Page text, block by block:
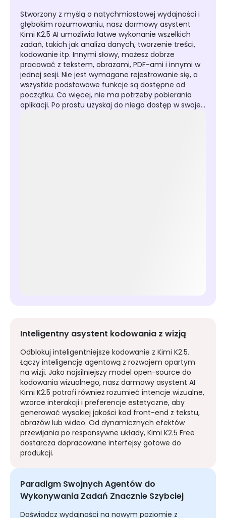
Stworzony z myślą o natychmiastowej wydajności i
głębokim rozumowaniu, nasz darmowy asystent
Kimi K2.5 AI umożliwia łatwe wykonanie wszelkich
zadań, takich jak analiza danych, tworzenie treści,
kodowanie itp. Innymi słowy, możesz dobrze
pracować z tekstem, obrazami, PDF-ami i innymi w
jednej sesji. Nie jest wymagane rejestrowanie się, a
wszystkie podstawowe funkcje są dostępne od
początku. Co więcej, nie ma potrzeby pobierania
aplikacji. Po prostu uzyskaj do niego dostęp w swojej
Inteligentny asystent kodowania z wizją
Odblokuj inteligentniejsze kodowanie z Kimi K2.5.
Łączy inteligencję agentową z rozwojem opartym
na wizji. Jako najsilniejszy model open-source do
kodowania wizualnego, nasz darmowy asystent AI
Kimi K2.5 potrafi również rozumieć intencje wizualne,
wzorce interakcji i preferencje estetyczne, aby
generować wysokiej jakości kod front-end z tekstu,
obrazów lub wideo. Od dynamicznych efektów
przewijania po responsywne układy, Kimi K2.5 Free
dostarcza dopracowane interfejsy gotowe do
produkcji.
Paradigm Swojnych Agentów do
Wykonywania Zadań Znacznie Szybciej
Doświadcz wydajności na nowym poziomie z